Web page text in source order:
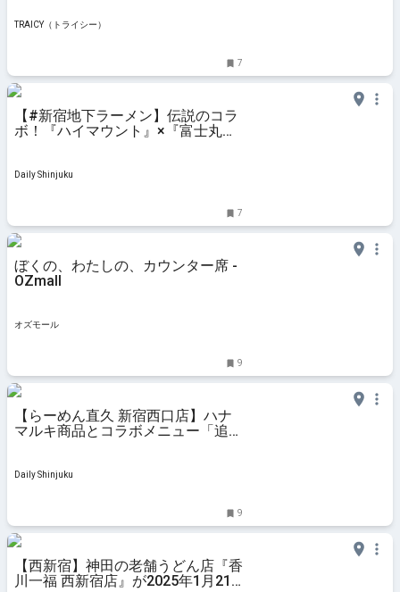
TRAICY（トライシー）
7
【#新宿地下ラーメン】伝説のコラ
ボ！『ハイマウント』×『富士丸』
供
Daily Shinjuku
7
ぼくの、わたしの、カウンター席 -
OZmall
オズモール
9
【らーめん直久 新宿西口店】ハナ
マルキ商品とコラボメニュー「追い
1日より販売開始
Daily Shinjuku
9
【西新宿】神田の老舗うどん店『香
川一福 西新宿店』が2025年1月21